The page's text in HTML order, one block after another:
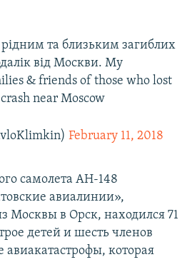
та близьким загиблих
від Москви. My
& friends of those who lost
near Moscow
February 11, 2018
самолета АН-148
авиалинии»,
Москвы в Орск, находился 71
детей и шесть членов
авиакатастрофы, которая